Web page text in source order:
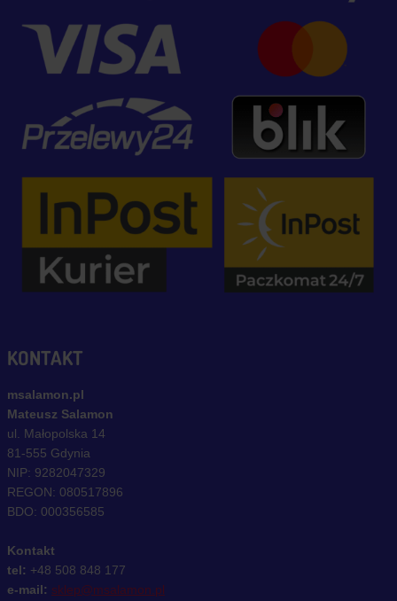
KONTAKT
msalamon.pl
Mateusz Salamon
ul. Małopolska 14
81-555 Gdynia
NIP: 9282047329
REGON: 080517896
BDO: 000356585
Kontakt
tel: +48 508 848 177
e-mail: sklep@msalamon.pl